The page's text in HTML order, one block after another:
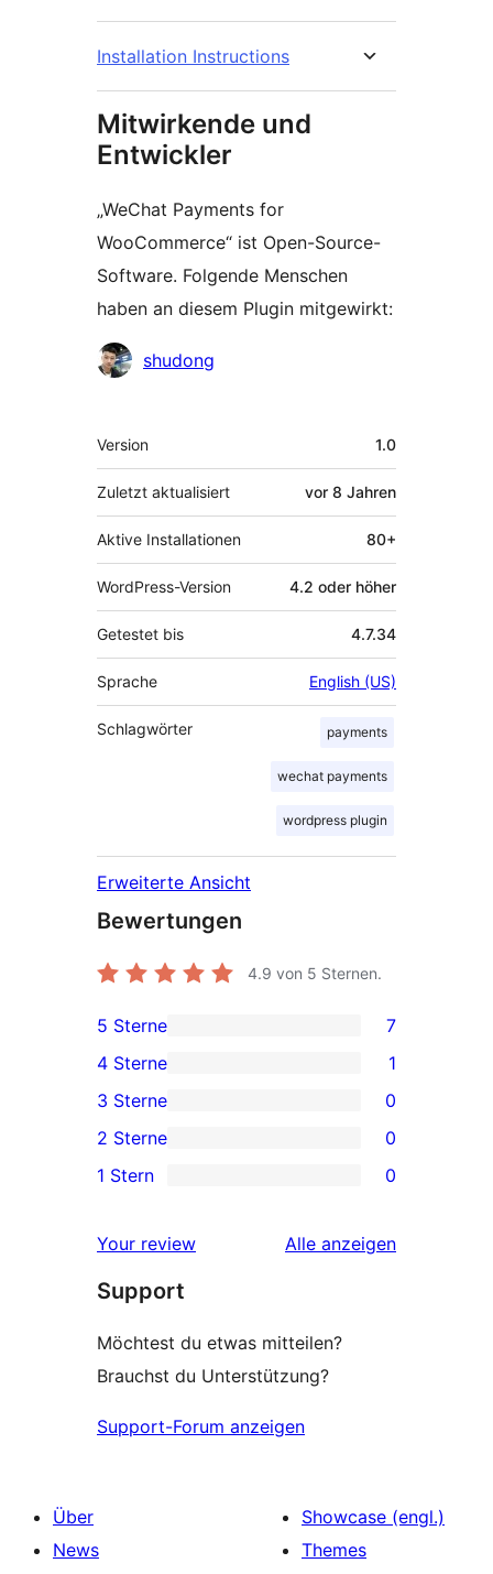
Installation Instructions
Mitwirkende und
Entwickler
„WeChat Payments for
WooCommerce“ ist Open-Source-
Software. Folgende Menschen
haben an diesem Plugin mitgewirkt:
Mitwirkende
shudong
Meta
Version 1.0
Zuletzt aktualisiert vor 8 Jahren
Aktive Installationen 80+
WordPress-Version 4.2 oder höher
Getestet bis 4.7.34
Sprache English (US)
Schlagwörter payments
wechat payments
wordpress plugin
Erweiterte Ansicht
Bewertungen
4.9 von 5 Sternen.
7 5-
Sterne-
Rezensionen
5 Sterne 7
1 4-
Sterne-
Rezension
4 Sterne 1
0 3-
Sterne-
Rezensionen
3 Sterne 0
0 2-
Sterne-
2 Sterne 0
0 1-
Rezensionen
1 Stern 0
Your review Alle Rezensionen
anzeigen
Support
Möchtest du etwas mitteilen?
Brauchst du Unterstützung?
Support-Forum anzeigen
Über
News
Showcase (engl.)
Themes